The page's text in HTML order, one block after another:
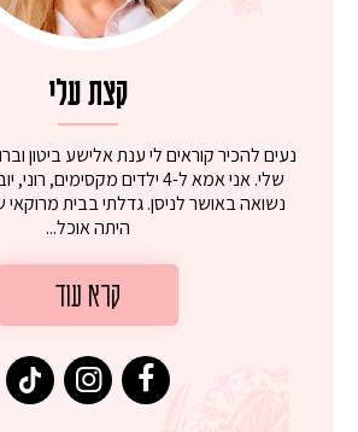
קצת עלי
נעים להכיר קוראים לי ענת אלישע ביטון
שלי. אני אמא ל-4 ילדים מקסימים,
נשואה באושר לניסן. גדלתי בבית
היתה אוכל...
קרא עוד